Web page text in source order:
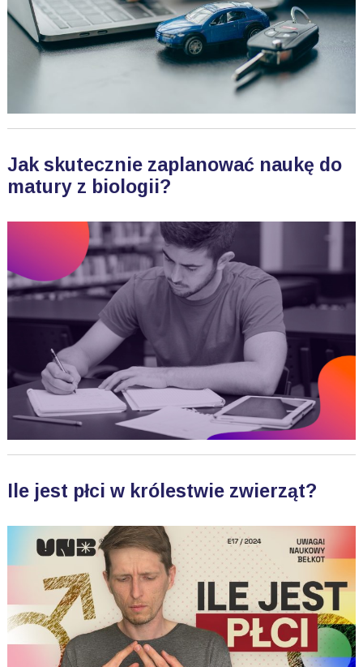
Jak skutecznie zaplanować naukę do
matury z biologii?
Ile jest płci w królestwie zwierząt?